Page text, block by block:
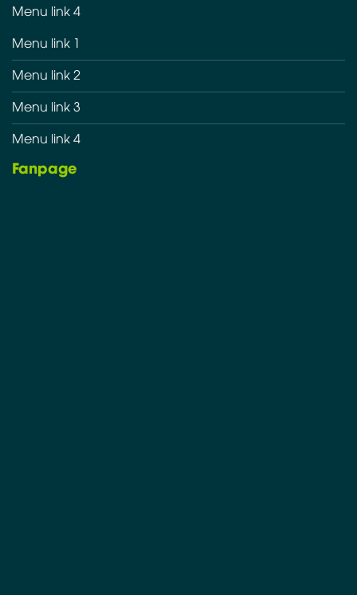
Menu link 4
Menu link 1
Menu link 2
Menu link 3
Menu link 4
Fanpage